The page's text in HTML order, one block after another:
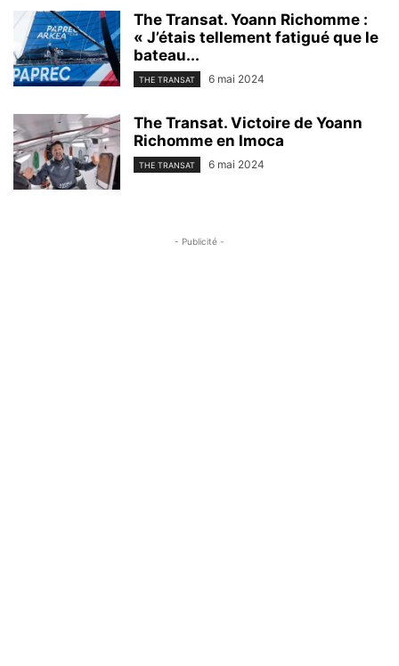
The Transat. Yoann Richomme :
« J’étais tellement fatigué que le
bateau...
THE TRANSAT 6 mai 2024
The Transat. Victoire de Yoann
Richomme en Imoca
THE TRANSAT 6 mai 2024
- Publicité -